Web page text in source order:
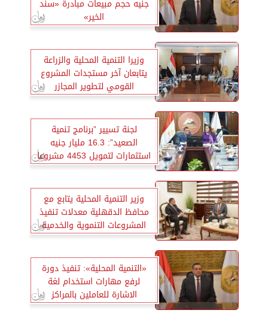
جنيه حجم مبيعات مبادرة «سند
الخير»
وزيرا التنمية المحلية والزراعة
يتابعان آخر مستجدات المشروع
القومي لتطوير المجازر
بالمحافظات
لجنة تسيير ”برنامج تنمية
الصعيد”: 16.3 مليار جنيه
استثمارات لتمويل 4453 مشروعا
وزير التنمية المحلية يتابع مع
محافظ الدقهلية معدلات تنفيذ
المشروعات التنموية والخدمية
«التنمية المحلية»: تنفيذ دورة
لرفع مهارات استخدام لغة
الاشارة للعاملين بالمراكز
التكنولوجية